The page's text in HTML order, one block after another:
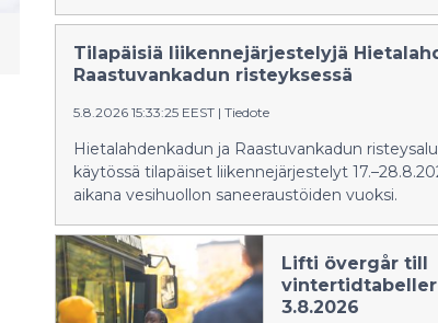
Tilapäisiä liikennejärjestelyjä
Raastuvankadun risteyksessä
5.8.2026 15:33:25 EEST | Tiedote
Hietalahdenkadun ja Raastuvankadun
käytössä tilapäiset liikennejärjestelyt
aikana vesihuollon saneeraustöiden vuoksi.
Lifti övergår till
3.8.2026